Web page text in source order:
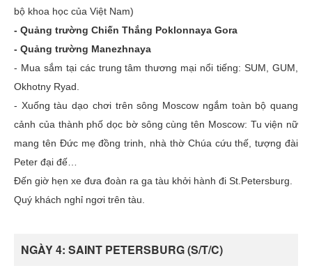
bộ khoa học của Việt Nam)
- Quảng trường Chiến Thắng Poklonnaya Gora
- Quảng trường Manezhnaya
- Mua sắm tại các trung tâm thương mại nổi tiếng: SUM, GUM,
Okhotny Ryad.
- Xuống tàu dạo chơi trên sông Moscow ngắm toàn bộ quang
cảnh của thành phố dọc bờ sông cùng tên Moscow: Tu viện nữ
mang tên Đức mẹ đồng trinh, nhà thờ Chúa cứu thế, tượng đài
Peter đại đế…
Đến giờ hẹn xe đưa đoàn ra ga tàu khởi hành đi St.Petersburg.
Quý khách nghỉ ngơi trên tàu.
NGÀY 4: SAINT PETERSBURG (S/T/C)